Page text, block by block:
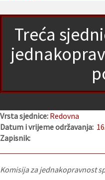
Treća
Vrsta sjednice: Redovna
Datum i vrijeme održavanja:
Zapisnik:
Komisija za jednakopravnost